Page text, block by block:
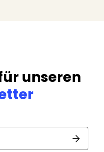
unseren